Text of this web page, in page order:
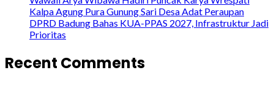
Kalpa Agung Pura Gunung Sari Desa Adat Peraupan
DPRD Badung Bahas KUA-PPAS 2027, Infrastruktur Jadi
Prioritas
Recent Comments